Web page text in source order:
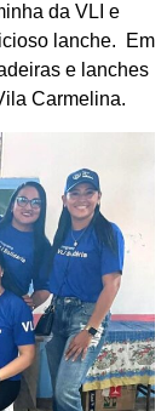
da VLI e
lanche. Em
e lanches
Carmelina.